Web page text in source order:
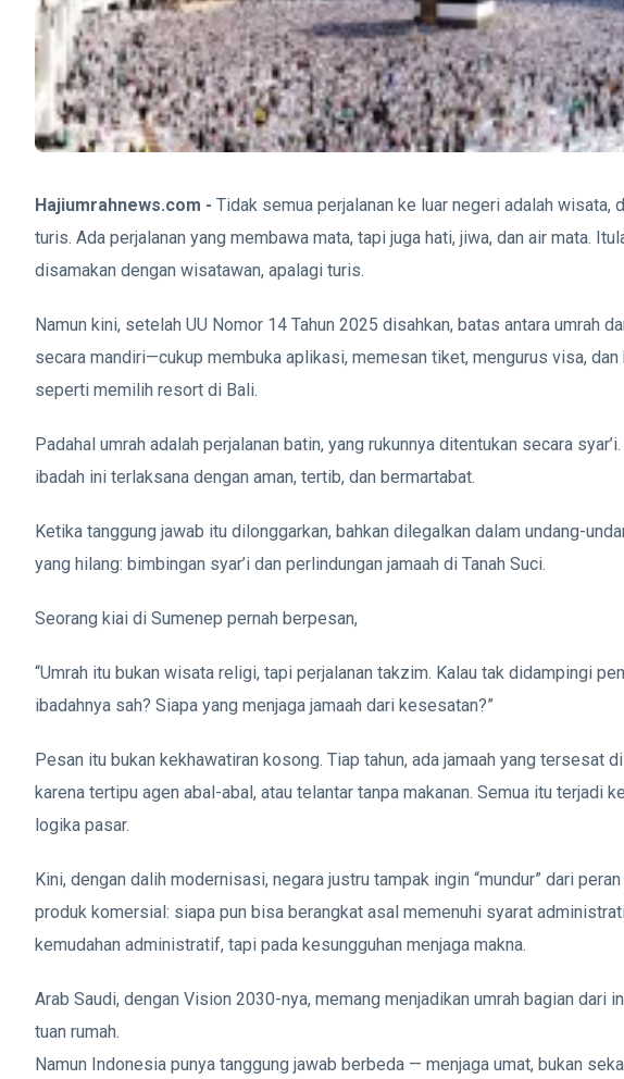
Hajiumrahnews.com - Tidak semua perjalanan ke luar negeri adalah wisata,
turis. Ada perjalanan yang membawa mata, tapi juga hati, jiwa, dan air mata.
disamakan dengan wisatawan, apalagi turis.
Namun kini, setelah UU Nomor 14 Tahun 2025 disahkan, batas antara umrah
secara mandiri—cukup membuka aplikasi, memesan tiket, mengurus visa,
seperti memilih resort di Bali.
Padahal umrah adalah perjalanan batin, yang rukunnya ditentukan secara
ibadah ini terlaksana dengan aman, tertib, dan bermartabat.
Ketika tanggung jawab itu dilonggarkan, bahkan dilegalkan dalam undang-
yang hilang: bimbingan syar’i dan perlindungan jamaah di Tanah Suci.
Seorang kiai di Sumenep pernah berpesan,
“Umrah itu bukan wisata religi, tapi perjalanan takzim. Kalau tak didampingi
ibadahnya sah? Siapa yang menjaga jamaah dari kesesatan?”
Pesan itu bukan kekhawatiran kosong. Tiap tahun, ada jamaah yang tersesat
karena tertipu agen abal-abal, atau telantar tanpa makanan. Semua itu terjadi
logika pasar.
Kini, dengan dalih modernisasi, negara justru tampak ingin “mundur” dari
produk komersial: siapa pun bisa berangkat asal memenuhi syarat
kemudahan administratif, tapi pada kesungguhan menjaga makna.
Arab Saudi, dengan Vision 2030-nya, memang menjadikan umrah bagian dari
tuan rumah.
Namun Indonesia punya tanggung jawab berbeda — menjaga umat, bukan